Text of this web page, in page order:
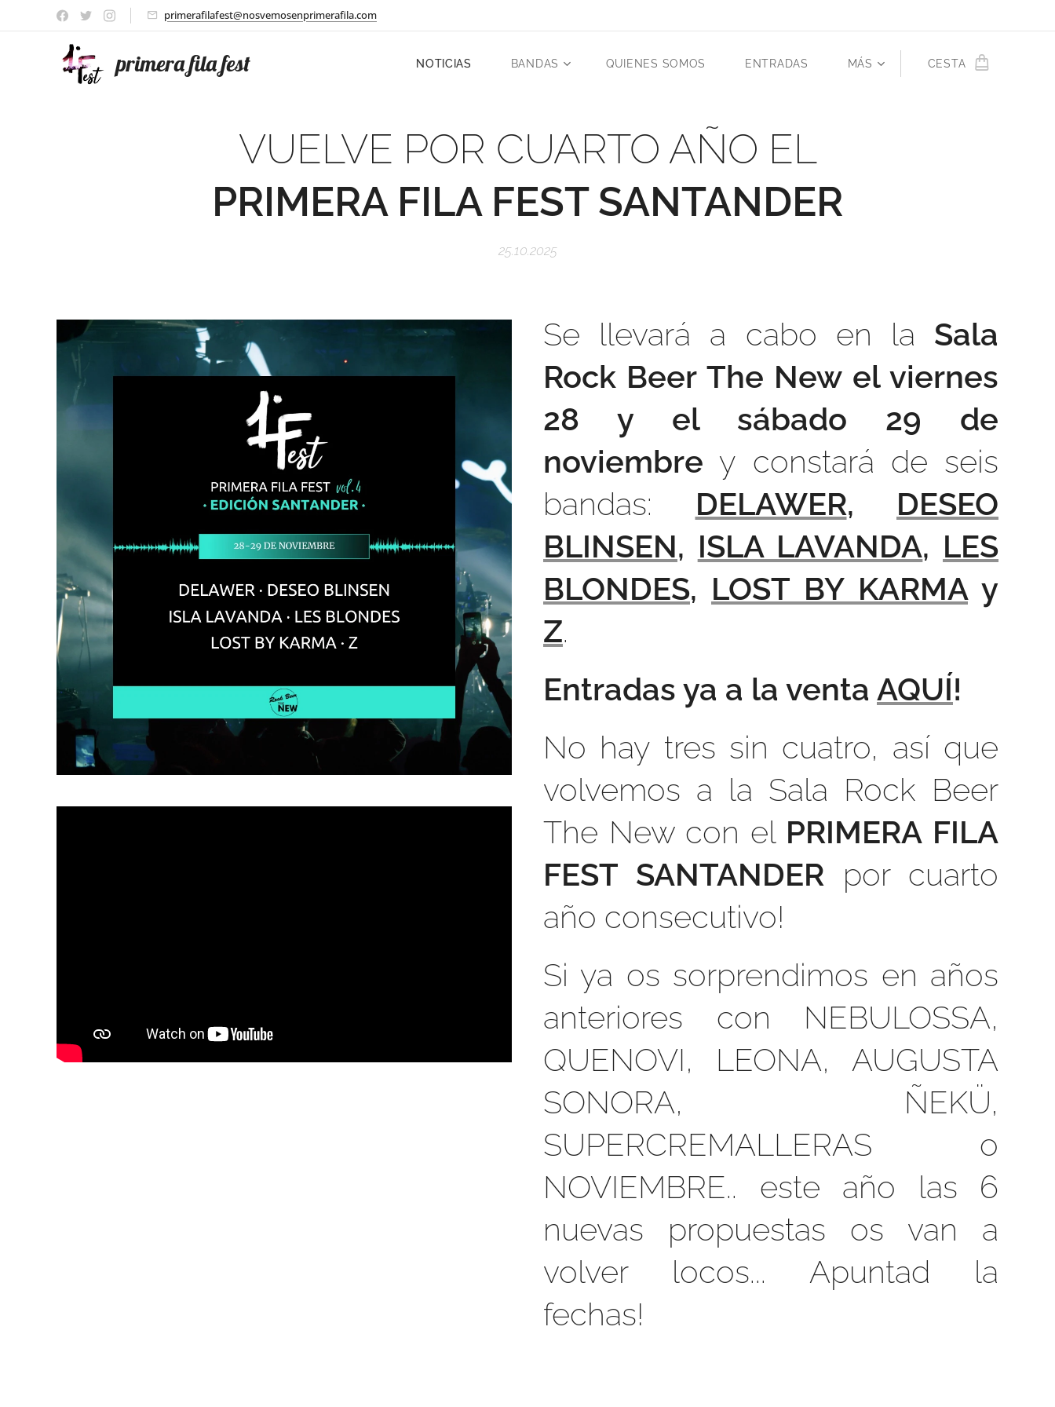
primerafilafest@nosvemosenprimerafila.com
primera fila fest NOTICIAS BANDAS QUIENES SOMOS ENTRADAS MÁS CESTA
VUELVE POR CUARTO AÑO EL
PRIMERA FILA FEST SANTANDER
25.10.2025
Se llevará a cabo en la Sala
Rock Beer The New el viernes
28 y el sábado 29 de
noviembre y constará de seis
bandas: DELAWER, DESEO
BLINSEN, ISLA LAVANDA, LES
BLONDES, LOST BY KARMAy
Z.
Entradas ya a la venta AQUÍ!
No hay tres sin cuatro, así que
volvemos a la Sala Rock Beer
The New con el PRIMERA FILA
FEST SANTANDER por cuarto
año consecutivo!
Si ya os sorprendimos en años
anteriores con NEBULOSSA,
QUENOVI, LEONA, AUGUSTA
SONORA, ÑEKÜ,
SUPERCREMALLERAS o
NOVIEMBRE.. este año las 6
nuevas propuestas os van a
volver locos... Apuntad la
fechas!